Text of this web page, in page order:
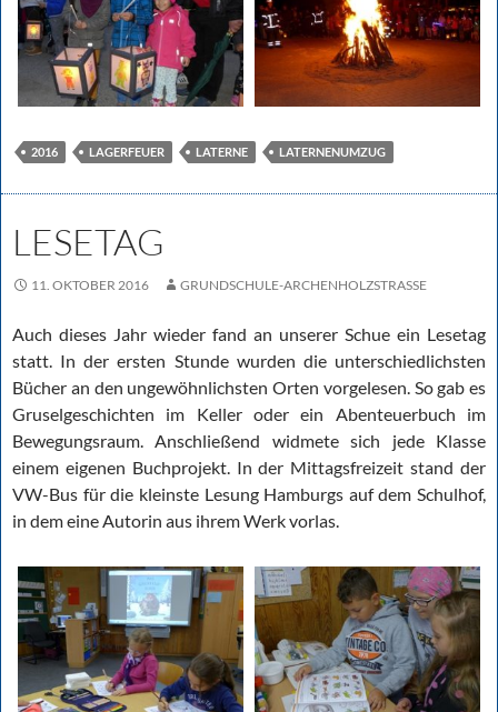
2016 LAGERFEUER LATERNE LATERNENUMZUG
LESETAG
11. OKTOBER 2016 GRUNDSCHULE-ARCHENHOLZSTRASSE
Auch dieses Jahr wieder fand an unserer Schue ein Lesetag
statt. In der ersten Stunde wurden die unterschiedlichsten
Bücher an den ungewöhnlichsten Orten vorgelesen. So gab es
Gruselgeschichten im Keller oder ein Abenteuerbuch im
Bewegungsraum. Anschließend widmete sich jede Klasse
einem eigenen Buchprojekt. In der Mittagsfreizeit stand der
VW-Bus für die kleinste Lesung Hamburgs auf dem Schulhof,
in dem eine Autorin aus ihrem Werk vorlas.